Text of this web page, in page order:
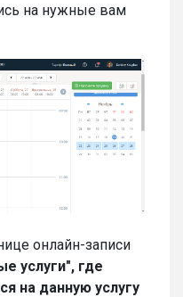
на нужные вам
онлайн-записи
услуги", где
на данную услугу